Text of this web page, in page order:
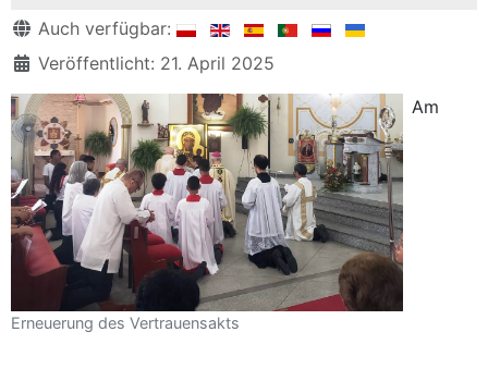
DetailsAuch verfügbar:
Veröffentlicht: 21. April 2025
Erneuerung des Vertrauensakts
Am